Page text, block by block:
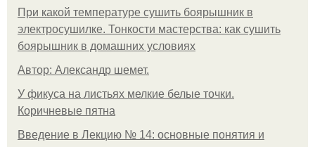
При какой температуре сушить боярышник в
электросушилке. Тонкости мастерства: как сушить
боярышник в домашних условиях
Автор: Александр шемет.
У фикуса на листьях мелкие белые точки.
Коричневые пятна
Введение в Лекцию № 14: основные понятия и